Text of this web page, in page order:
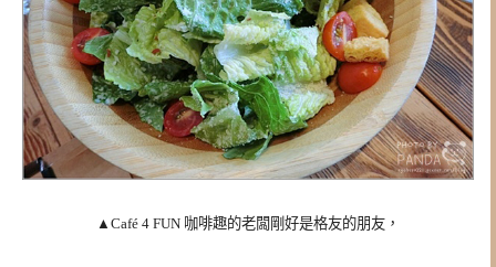
▲ Café 4 FUN 咖啡趣的老闆剛好是格友的朋友，